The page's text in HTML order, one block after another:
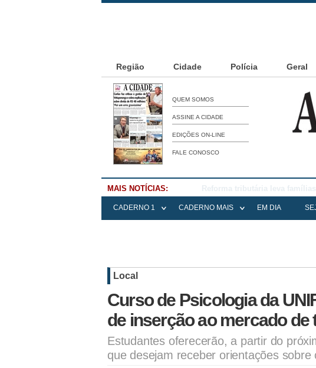
Região Cidade Polícia Geral
QUEM SOMOS
ASSINE A CIDADE
EDIÇÕES ON-LINE
FALE CONOSCO
MAIS NOTÍCIAS:
CADERNO 1 CADERNO MAIS EM DIA
Local
Curso de Psicologia da
de inserção ao mercado de
Estudantes oferecerão, a partir do
que desejam receber orientações sobre